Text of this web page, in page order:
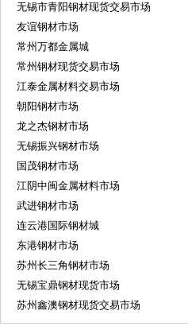
无锡市青阳钢材现货交易市场
友谊钢材市场
常州万都金属城
常州钢材现货交易市场
江泰金属材料交易市场
朝阳钢材市场
龙之杰钢材市场
无锡振兴钢材市场
国茂钢材市场
江阴中闽金属材料市场
武进钢材市场
连云港国际钢材城
东港钢材市场
苏州长三角钢材市场
无锡宝鼎钢材现货市场
苏州鑫澳钢材现货交易市场